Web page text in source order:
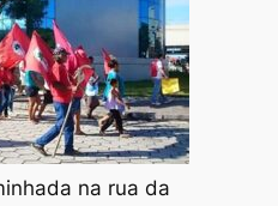
na rua da